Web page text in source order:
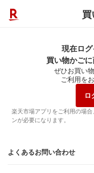
現在ロ
買い物かご
ぜひお買い
ご利用を
ロ
楽天市場アプリをご利用の場
ンが必要になります。
よくあるお問い合わせ